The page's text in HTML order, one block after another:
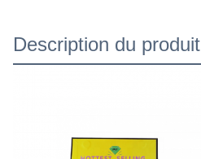
Description du produit